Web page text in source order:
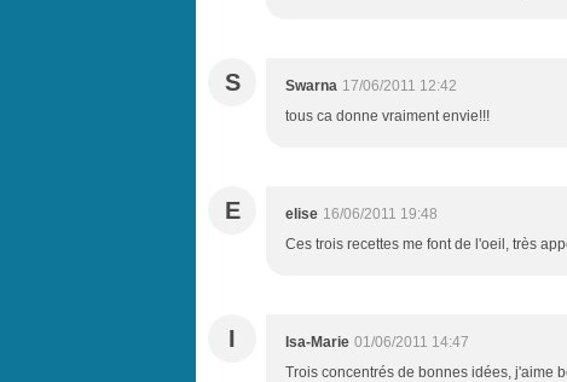
S Swarna 17/06/2011 12:42
tous ca donne vraiment envie!!!
E elise 16/06/2011 19:48
Ces trois recettes me font de l'oeil, très
I Isa-Marie 01/06/2011 14:47
Trois concentrés de bonnes idées, j'aime